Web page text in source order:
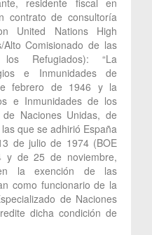
contrato de consultoría
United Nations High
Alto Comisionado de las
Refugiados): “La
e Inmunidades de
febrero de 1946 y la
e Inmunidades de los
de Naciones Unidas, de
que se adhirió España
de julio de 1974 (BOE
de 25 de noviembre,
la exención de las
como funcionario de la
de Naciones
dicha condición de